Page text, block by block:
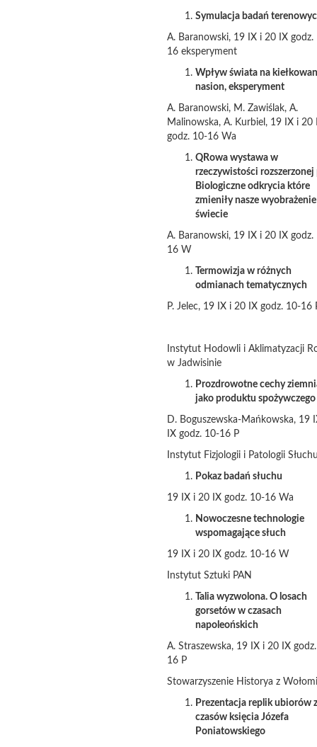
Symulacja badań
A. Baranowski, 19 IX i 20 IX godz.
16 eksperyment
Wpływ świata na
nasion, eksperyment
A. Baranowski, M. Zawiślak, A.
Malinowska, A. Kurbiel, 19 IX i 20
godz. 10-16 Wa
QRowa wystawa w
rzeczywistości rozszerzonej
Biologiczne odkrycia które
zmieniły nasze
świecie
A. Baranowski, 19 IX i 20 IX godz.
16 W
Termowizja w różnych
odmianach tematycznych
P. Jelec, 19 IX i 20 IX godz. 10-16
Instytut Hodowli i Aklimatyzacji
w Jadwisinie
Prozdrowotne cechy
jako produktu spożywczego
D. Boguszewska-Mańkowska, 19
IX godz. 10-16 P
Instytut Fizjologii i Patologii
Pokaz badań słuchu
19 IX i 20 IX godz. 10-16 Wa
Nowoczesne technologie
wspomagające słuch
19 IX i 20 IX godz. 10-16 W
Instytut Sztuki PAN
Talia wyzwolona. O losach
gorsetów w czasach
napoleońskich
A. Straszewska, 19 IX i 20 IX
16 P
Stowarzyszenie Historya z
Prezentacja replik ubiorów z
czasów księcia Józefa
Poniatowskiego